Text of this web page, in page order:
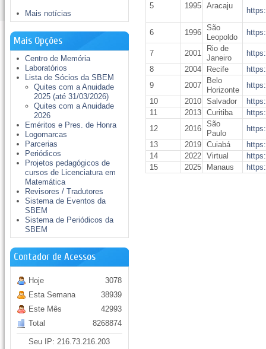
Mais notícias
Mais Opções
Centro de Memória
Laboratórios
Lista de Sócios da SBEM
Quites com a Anuidade
2025 (até 31/03/2026)
Quites com a Anuidade
2026
Eméritos e Pres. de Honra
Logomarcas
Parcerias
Periódicos
Projetos pedagógicos de
cursos de Licenciatura em
Matemática
Revisores / Tradutores
Sistema de Eventos da
SBEM
Sistema de Periódicos da
SBEM
Contador de Acessos
Hoje
Esta Semana
Este Mês
Total
3078
38939
42993
8268874
Seu IP: 216.73.216.203
5 1995 Aracaju
6 1996
São
Leopoldo
7 2001
Rio de
Janeiro
8
2004 Recife
9
2007
Belo
Horizonte
10
2010 Salvador
11
2013 Curitiba
12
2016
São
Paulo
13
2019 Cuiabá
14
2022 Virtual
15
2025 Manaus